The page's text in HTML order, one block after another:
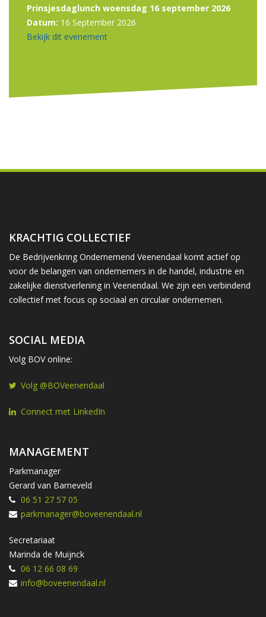
Prinsjesdaglunch woensdag 16 september 2026
Datum: 16 September 2026
Bekijk dit evenement
KRACHTIG COLLECTIEF
De Bedrijvenkring Ondernemend Veenendaal komt actief op
voor de belangen van ondernemers in de handel, industrie en
zakelijke dienstverlening in Veenendaal. We zijn een verbindend
collectief met focus op sociaal en circulair ondernemen.
SOCIAL MEDIA
Volg BOV online:
Volg @BOVeenendaal
Connect met LinkedIn
MANAGEMENT
Parkmanager
Gerard van Barneveld
06 51 27 57 05
parkmanager@boveenendaal.nl
Secretariaat
Marinda de Muijnck
06 12 66 08 69
info@boveenendaal.nl